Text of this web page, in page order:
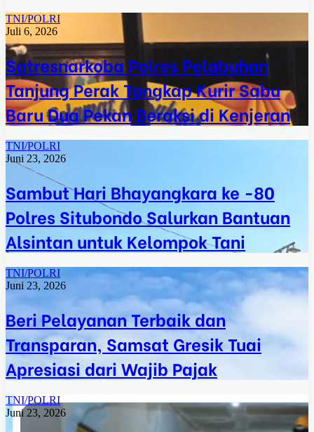
TNI/POLRI
Juli 6, 2026
Satresnarkoba Polres Pelabuhan
Tanjung Perak Tangkap Kurir Sabu
Baru Dua Pekan Beraksi di Kenjeran
TNI/POLRI
Juni 23, 2026
Sambut Hari Bhayangkara ke -80
Polres Situbondo Salurkan Bantuan
Alsintan untuk Kelompok Tani
TNI/POLRI
Juni 23, 2026
Beri Pelayanan Terbaik dan
Transparan, Samsat Gresik Tuai
Apresiasi dari Wajib Pajak
TNI/POLRI
Juni 23, 2026